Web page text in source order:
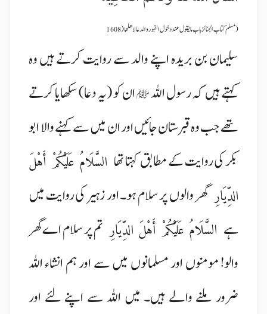
(مسلم کتاب الجنائز باب ما یقول عند دخول القبور و الدعا لاھلھا(1608
سلیمان بن بریدہ اپنے والد سے روایت کرتے ہیں وہ
کہتے ہیں کہ رسول اللہﷺان کو (یہ دعا) سکھایا کرتے
تھے جب وہ قبرستان جائیں اور ان میں سے کہنے والا ـــ ابو
بکر کی روایت کے مطابق ـــ کہتا تھا السَّلَامُ عَلَيْكُمْ أَهْلَ
الدِّيَارِ گھر والوں پر سلام ہو۔ اور زہیر کی روایت میں
ہے السَّلَامُ عَلَيْكُمْ أَهْلَ الدِّيَارِ تم پر سلام اے گھر
والو! مومنوں اور مسلمانوں میں سے اور ہم انشاء اللہ
ضرور ملنے والے ہیں۔ میں اللہ سے اپنے لئے اور